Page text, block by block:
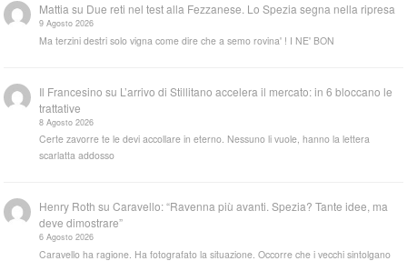
Mattia su Due reti nel test alla Fezzanese. Lo Spezia segna nella ripresa
9 Agosto 2026
Ma terzini destri solo vigna come dire che a semo rovina' ! I NE' BON
Il Francesino su L’arrivo di Stillitano accelera il mercato: in 6 bloccano le
trattative
8 Agosto 2026
Certe zavorre te le devi accollare in eterno. Nessuno li vuole, hanno la lettera
scarlatta addosso
Henry Roth suCaravello: “Ravenna più avanti. Spezia? Tante idee, ma
deve dimostrare”
6 Agosto 2026
Caravello ha ragione. Ha fotografato la situazione. Occorre che i vecchi sintolgano